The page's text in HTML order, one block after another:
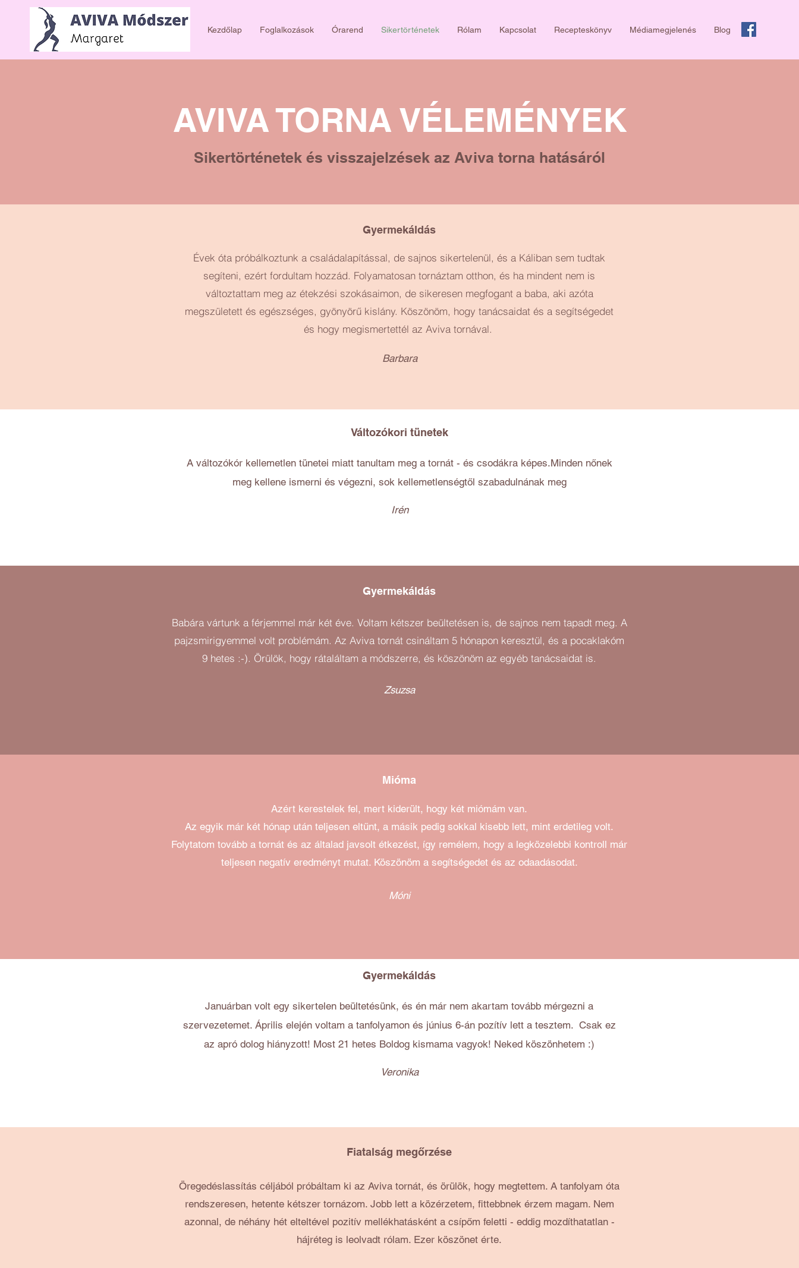
Kezdőlap Foglalkozások Órarend Sikertörténetek Rólam Kapcsolat Recepteskönyv Médiamegjelenés Blog
AVIVA TORNA VÉLEMÉNYEK
Sikertörténetek és visszajelzések az Aviva torna hatásáról
Gyermekáldás
Évek óta próbálkoztunk a családalapítással, de sajnos sikertelenül, és a Káliban sem tudtak
segíteni, ezért fordultam hozzád. Folyamatosan tornáztam otthon, és ha mindent nem is
változtattam meg az étekzési szokásaimon, de sikeresen megfogant a baba, aki azóta
megszületett és egészséges, gyönyörű kislány. Köszönöm, hogy tanácsaidat és a segítségedet
és hogy megismertettél az Aviva tornával. ​
Barbara
Változókori tünetek
A változókór kellemetlen tünetei miatt tanultam meg a tornát - és csodákra képes.Minden nőnek
meg kellene ismerni és végezni, sok kellemetlenségtől szabadulnának meg
Irén
Gyermekáldás
Babára vártunk a férjemmel már két éve. Voltam kétszer beültetésen is, de sajnos nem tapadt meg. A
pajzsmirigyemmel volt problémám. Az Aviva tornát csináltam 5 hónapon keresztül, és a pocaklakóm
9 hetes :-). Örülök, hogy rátaláltam a módszerre, és köszönöm az egyéb tanácsaidat is.
Zsuzsa
Gyermekáldás
Januárban volt egy sikertelen beültetésünk, és én már nem akartam tovább mérgezni a
szervezetemet. Április elején voltam a tanfolyamon és június 6-án pozítív lett a tesztem. Csak ez
az apró dolog hiányzott! Most 21 hetes Boldog kismama vagyok! Neked köszönhetem :)
Veronika
Mióma
Azért kerestelek fel, mert kiderült, hogy két miómám van.
Az egyik már két hónap után teljesen eltűnt, a másik pedig sokkal kisebb lett, mint erdetileg volt.
Folytatom tovább a tornát és az általad javsolt étkezést, így remélem, hogy a legközelebbi kontroll már
teljesen negatív eredményt mutat. Köszönöm a segítségedet és az odaadásodat.
Móni
Fiatalság megőrzése
Öregedéslassítás céljából próbáltam ki az Aviva tornát, és örülök, hogy megtettem. A tanfolyam óta
rendszeresen, hetente kétszer tornázom. Jobb lett a közérzetem, fittebbnek érzem magam. Nem
azonnal, de néhány hét elteltével pozitív mellékhatásként a csípőm feletti - eddig mozdíthatatlan -
hájréteg is leolvadt rólam. Ezer köszönet érte.